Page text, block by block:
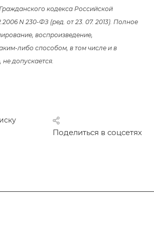
кодекса Российской
N 230-ФЗ (ред. от 23. 07. 2013). Полное
воспроизведение,
либо способом, в том числе и в
допускается.
Поделиться в соцсетях